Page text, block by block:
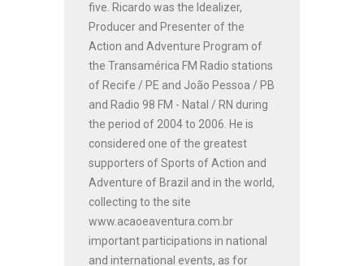
five. Ricardo was the Idealizer,
Producer and Presenter of the
Action and Adventure Program of
the Transamérica FM Radio stations
of Recife / PE and João Pessoa / PB
and Radio 98 FM - Natal / RN during
the period of 2004 to 2006. He is
considered one of the greatest
supporters of Sports of Action and
Adventure of Brazil and in the world,
collecting to the site
www.acaoeaventura.com.br
important participations in national
and international events, as for